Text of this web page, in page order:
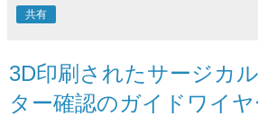
共有
3D印刷されたサージカ
ター確認のガイドワイ